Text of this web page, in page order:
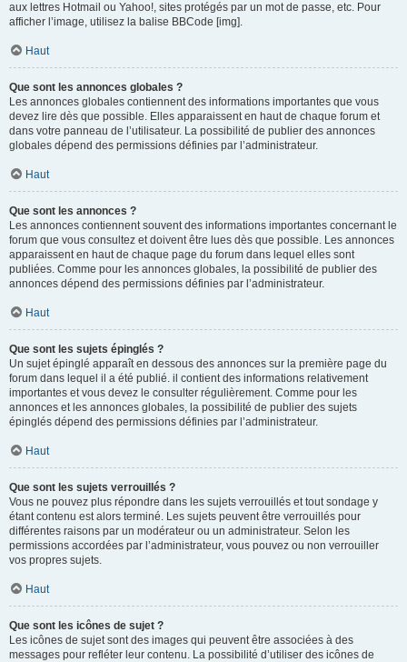
aux lettres Hotmail ou Yahoo!, sites protégés par un mot de passe, etc. Pour
afficher l’image, utilisez la balise BBCode [img].
Haut
Que sont les annonces globales ?
Les annonces globales contiennent des informations importantes que vous
devez lire dès que possible. Elles apparaissent en haut de chaque forum et
dans votre panneau de l’utilisateur. La possibilité de publier des annonces
globales dépend des permissions définies par l’administrateur.
Haut
Que sont les annonces ?
Les annonces contiennent souvent des informations importantes concernant le
forum que vous consultez et doivent être lues dès que possible. Les annonces
apparaissent en haut de chaque page du forum dans lequel elles sont
publiées. Comme pour les annonces globales, la possibilité de publier des
annonces dépend des permissions définies par l’administrateur.
Haut
Que sont les sujets épinglés ?
Un sujet épinglé apparaît en dessous des annonces sur la première page du
forum dans lequel il a été publié. il contient des informations relativement
importantes et vous devez le consulter régulièrement. Comme pour les
annonces et les annonces globales, la possibilité de publier des sujets
épinglés dépend des permissions définies par l’administrateur.
Haut
Que sont les sujets verrouillés ?
Vous ne pouvez plus répondre dans les sujets verrouillés et tout sondage y
étant contenu est alors terminé. Les sujets peuvent être verrouillés pour
différentes raisons par un modérateur ou un administrateur. Selon les
permissions accordées par l’administrateur, vous pouvez ou non verrouiller
vos propres sujets.
Haut
Que sont les icônes de sujet ?
Les icônes de sujet sont des images qui peuvent être associées à des
messages pour refléter leur contenu. La possibilité d’utiliser des icônes de